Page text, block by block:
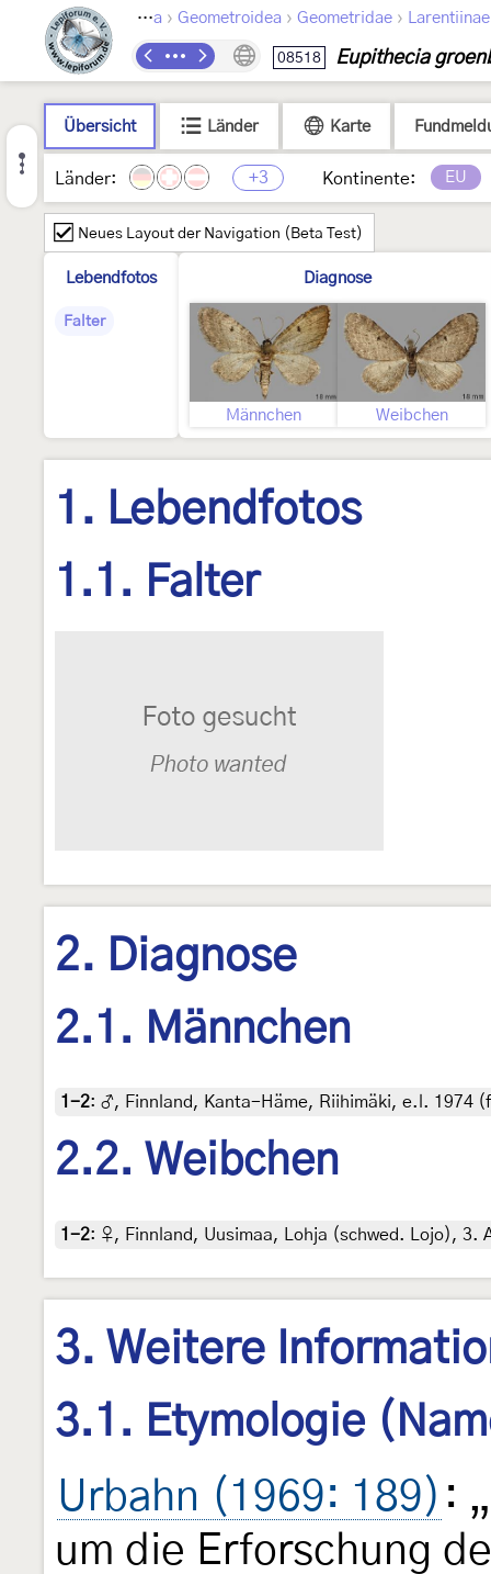
Lepidoptera › Geometroidea › Geometridae › Larentiinae
08518 Eupithecia
Übersicht Länder Karte
Länder: +3 Kontinente: EU
Neues Layout der Navigation (Beta Test)
Lebendfotos
Falter
Diagnose
Männchen Weibchen
1. Lebendfotos
1.1. Falter
2. Diagnose
2.1. Männchen
1-2: ♂, Finnland, Kanta-Häme, Riihimäki, e.l. 1974
2.2. Weibchen
1-2: ♀, Finnland, Uusimaa, Lohja (schwed. Lojo), 3.
3. Weitere
3.1. Etymologie
Urbahn (1969: 189) :
um die Erforschung